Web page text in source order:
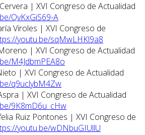
| XVI Congreso de Actualidad
QvKxGiS69-A
Viroles | XVI Congreso de
youtu.be/sqMwLHKl9a8
| XVI Congreso de Actualidad
M4JdbmPEA8o
| XVI Congreso de Actualidad
q9uclybM4Zw
| XVI Congreso de Actualidad
9K8mD6u_cHw
Ruiz Pontones | XVI Congreso de
youtu.be/wDNbuGIUllU